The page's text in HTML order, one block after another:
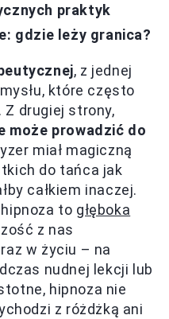
praktyk
gdzie leży granica?
, z jednej
które często
drugiej strony,
może prowadzić do
miał magiczną
do tańca jak
całkiem inaczej.
to głęboka
z nas
w życiu – na
nudnej lekcji lub
hipnoza nie
z różdżką ani